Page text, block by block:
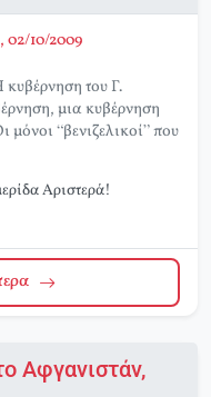
02/10/2009
του Γ.
μια κυβέρνηση
μόνοι “βενιζελικοί” που
Αριστερά!
Αφγανιστάν,